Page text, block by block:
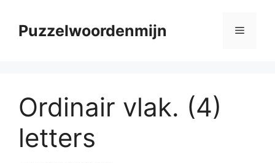
contentPuzzelwoordenmijn Menu
Ordinair vlak. (4)
letters